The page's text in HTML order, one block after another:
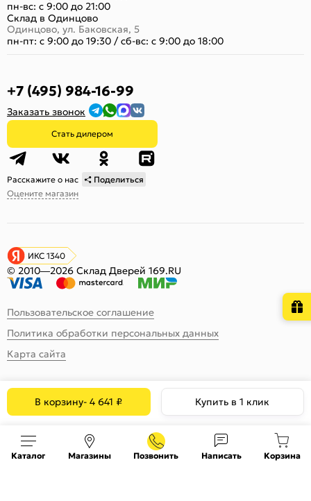
В корзину-4 641 ₽ Купить в 1 клик
пн-вс: с 9:00 до 21:00
Склад в Одинцово
Одинцово, ул. Баковская, 5
пн-пт: с 9:00 до 19:30 /сб-вс: с 9:00 до 18:00
+7 (495) 984-16-99
Заказать звонок
Стать дилером
Расскажите о нас
Поделиться
Оцените магазин
ИКС 1340
© 2010—2026 Склад Дверей 169.RU
Пользовательское соглашение
Политика обработки персональных данных
Карта сайта
Каталог Магазины Позвонить Написать Корзина